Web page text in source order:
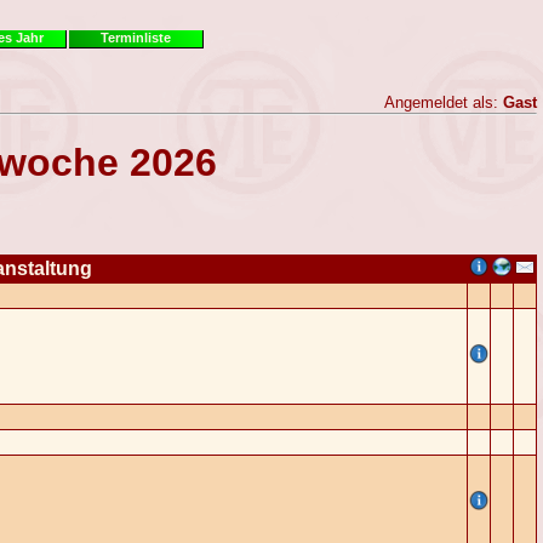
Jahr Terminliste
Angemeldet als: Gast
2026